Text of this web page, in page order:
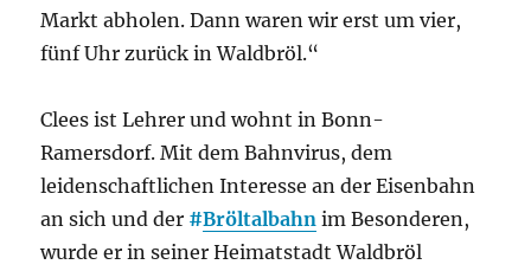
Markt abholen. Dann waren wir erst um vier,
fünf Uhr zurück in Waldbröl.“
Clees ist Lehrer und wohnt in Bonn-
Ramersdorf. Mit dem Bahnvirus, dem
leidenschaftlichen Interesse an der Eisenbahn
an sich und der #Bröltalbahn im Besonderen,
wurde er in seiner Heimatstadt Waldbröl